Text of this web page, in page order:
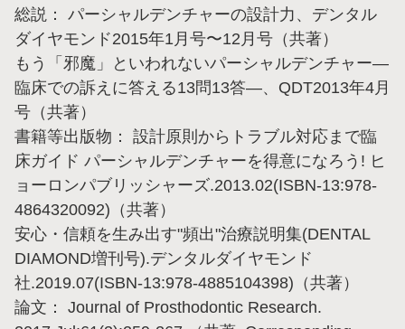
総説： パーシャルデンチャーの設計力、デンタル
ダイヤモンド2015年1月号〜12月号（共著）
もう「邪魔」といわれないパーシャルデンチャー—
臨床での訴えに答える13問13答—、QDT2013年4月
号（共著）
書籍等出版物： 設計原則からトラブル対応まで臨
床ガイド パーシャルデンチャーを得意になろう! ヒ
ョーロンパブリッシャーズ.2013.02(ISBN-13:978-
4864320092)（共著）
安心・信頼を生み出す"頻出"治療説明集(DENTAL
DIAMOND増刊号).デンタルダイヤモンド
社.2019.07(ISBN-13:978-4885104398)（共著）
論文： Journal of Prosthodontic Research.